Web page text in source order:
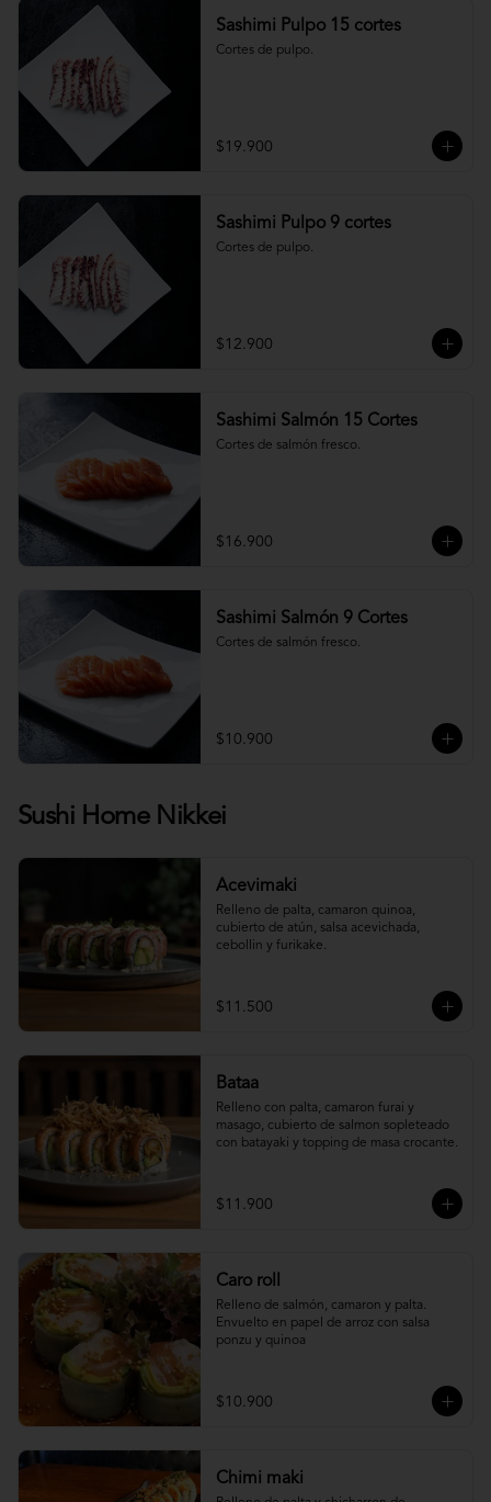
Sashimi Pulpo 15 cortes
Cortes de pulpo.
$19.900
Sashimi Pulpo 9 cortes
Cortes de pulpo.
$12.900
Sashimi Salmón 15 Cortes
Cortes de salmón fresco.
$16.900
Sashimi Salmón 9 Cortes
Cortes de salmón fresco.
$10.900
Sushi Home Nikkei
Acevimaki
Relleno de palta, camaron quinoa,
cubierto de atún, salsa acevichada,
cebollin y furikake.
$11.500
Bataa
Relleno con palta, camaron furai y
masago, cubierto de salmon sopleteado
con batayaki y topping de masa crocante.
$11.900
Caro roll
Relleno de salmón, camaron y palta.
Envuelto en papel de arroz con salsa
ponzu y quinoa
$10.900
Chimi maki